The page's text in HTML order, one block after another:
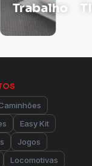
TINTAS
Easy Kit
Jogos
Locomotivas